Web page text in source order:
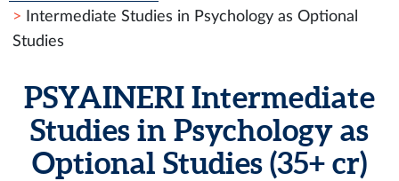
Intermediate Studies in Psychology as Optional
Studies
PSYAINERI Intermediate
Studies in Psychology as
Optional Studies (35+ cr)